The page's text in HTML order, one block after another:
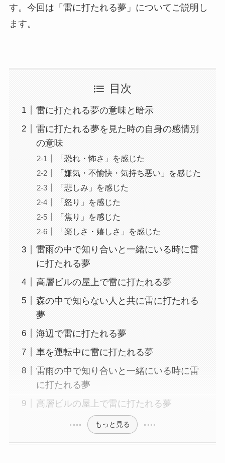
す。今回は「雷に打たれる夢」についてご説明し
ます。
目次
雷に打たれる夢の意味と暗示
雷に打たれる夢を見た時の自身の感情別
の意味
「恐れ・怖さ」を感じた
「嫌気・不愉快・気持ち悪い」を感じた
「悲しみ」を感じた
「怒り」を感じた
「焦り」を感じた
「楽しさ・嬉しさ」を感じた
雷雨の中で知り合いと一緒にいる時に雷
に打たれる夢
高層ビルの屋上で雷に打たれる夢
森の中で知らない人と共に雷に打たれる
夢
海辺で雷に打たれる夢
車を運転中に雷に打たれる夢
雷雨の中で知り合いと一緒にいる時に雷
に打たれる夢
高層ビルの屋上で雷に打たれる夢
もっと見る